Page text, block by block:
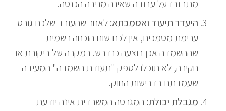
מתבזבז על עבודה שאינה מניבה הכנסה.
היעדר תיעוד ואסמכתא:לאחר שהעובד שלכם גורס
ערימת מסמכים, אין לכם שום הוכחה רשמית
שההשמדה אכן בוצעה כנדרש. במקרה של ביקורת או
חקירה, לא תוכלו לספק "תעודת השמדה" המעידה
שעמדתם בדרישות החוק.
מגבלת יכולת: המגרסה המשרדית אינה יודעת